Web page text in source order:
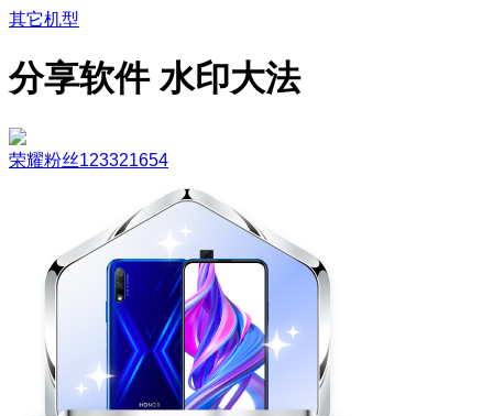
其它机型
分享软件 水印大法
荣耀粉丝123321654